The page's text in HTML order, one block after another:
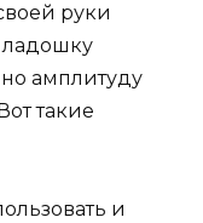
руки
ладошку
амплитуду
такие
и